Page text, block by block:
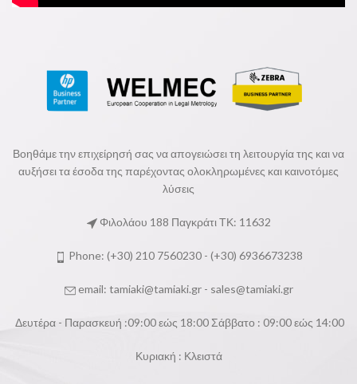
Βοηθάμε την επιχείρησή σας να απογειώσει τη λειτουργία της και να
αυξήσει τα έσοδα της παρέχοντας ολοκληρωμένες και καινοτόμες
λύσεις
Φιλολάου 188 Παγκράτι ΤΚ: 11632
Phone: (+30) 210 7560230 - (+30) 6936673238
email: tamiaki@tamiaki.gr- sales@tamiaki.gr
Δευτέρα - Παρασκευή :09:00 εώς 18:00 Σάββατο : 09:00 εώς 14:00
Κυριακή : Κλειστά